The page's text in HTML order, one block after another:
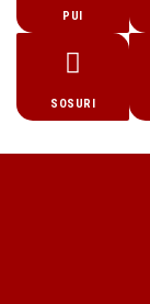
PUI
SOSURI